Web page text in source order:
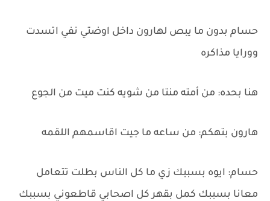
حسام بدون ما يبص لهارون داخل اوضتي نفي اتسدت
وورايا مذاكره
هنا بحده: من أمته منتا من شويه كنت ميت من الجوع
هارون بتهكم: من ساعه ما جيت اقاسمهم اللقمه
حسام: ايوه بسببك زي ما كل الناس بطلت تتعامل
معانا بسببك كمل بقهر كل اصحابي قاطعوني بسببك